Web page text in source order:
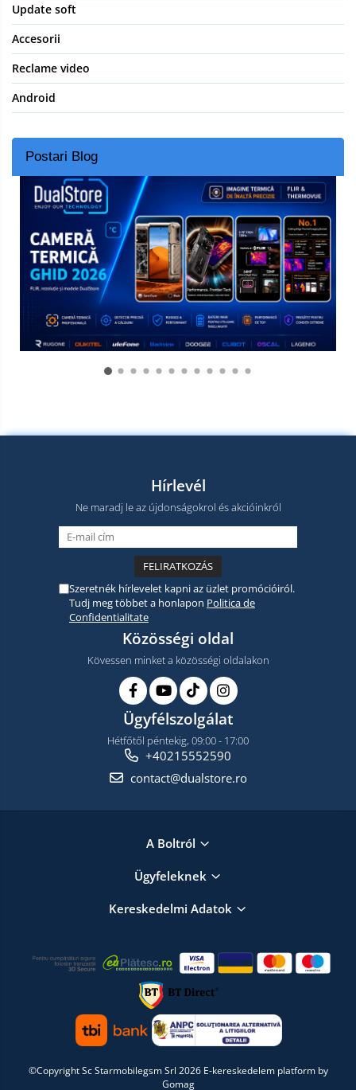
Update soft
Accesorii
Reclame video
Android
Postari Blog
Hírlevél
Ne maradj le az újdonságokrol és akcióinkról
Szeretnék hírlevelet kapni az üzlet promócióiról.
Tudj meg többet a honlapon Politica de
Confidentialitate
Közösségi oldal
Kövessen minket a közösségi oldalakon
Ügyfélszolgálat
Hétfőtől péntekig, 09:00 - 17:00
+40215552590
contact@dualstore.ro
A Boltról
Ügyfeleknek
Kereskedelmi Adatok
©Copyright Sc Starmobilegsm Srl 2026 E-kereskedelem platform by
Gomag